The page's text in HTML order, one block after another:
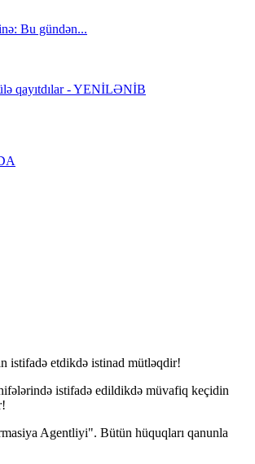
Bu gündən...
qayıtdılar -YENİLƏNİB
istifadə etdikdə istinad mütləqdir!
istifadə edildikdə müvafiq keçidin
Agentliyi". Bütün hüquqları qanunla